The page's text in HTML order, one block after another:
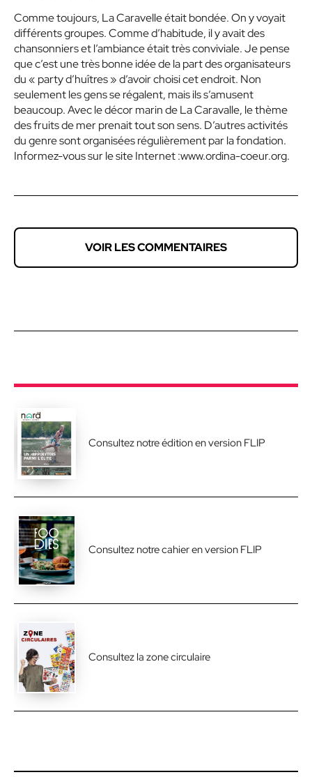
Comme toujours, La Caravelle était bondée. On y voyait
différents groupes. Comme d’habitude, il y avait des
chansonniers et l’ambiance était très conviviale. Je pense
que c’est une très bonne idée de la part des organisateurs
du « party d’huîtres » d’avoir choisi cet endroit. Non
seulement les gens se régalent, mais ils s’amusent
beaucoup. Avec le décor marin de La Caravalle, le thème
des fruits de mer prenait tout son sens. D’autres activités
du genre sont organisées régulièrement par la fondation.
Informez-vous sur le site Internet :www.ordina-coeur.org.
VOIR LES COMMENTAIRES
Consultez notre édition en version FLIP
Consultez notre cahier en version FLIP
Consultez la zone circulaire